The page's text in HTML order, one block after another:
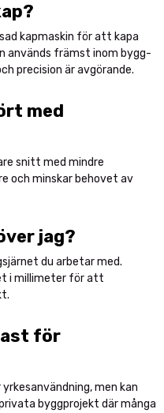
kapmaskin för att kapa
används främst inom bygg-
precision är avgörande.
med
snitt med mindre
och minskar behovet av
jag?
du arbetar med.
i millimeter för att
för
men kan
byggprojekt där många